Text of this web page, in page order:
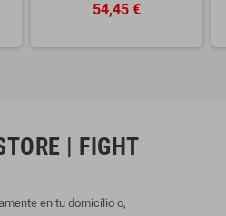
54,45 €
| FIGHT
en tu domicilio o,